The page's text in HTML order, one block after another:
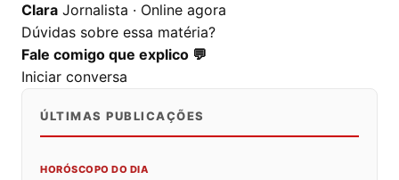
Clara Jornalista · Online agora
Dúvidas sobre essa matéria?
Fale comigo que explico 💬
Iniciar conversa
ÚLTIMAS PUBLICAÇÕES
HORÓSCOPO DO DIA